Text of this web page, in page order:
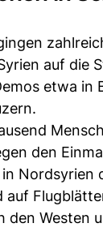
auf die
etwa in
den
Nordsyrien
auf
den Westen